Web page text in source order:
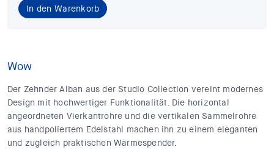
In den Warenkorb
Wow
Der Zehnder Alban aus der Studio Collection vereint modernes
Design mit hochwertiger Funktionalität. Die horizontal
angeordneten Vierkantrohre und die vertikalen Sammelrohre
aus handpoliertem Edelstahl machen ihn zu einem eleganten
und zugleich praktischen Wärmespender.